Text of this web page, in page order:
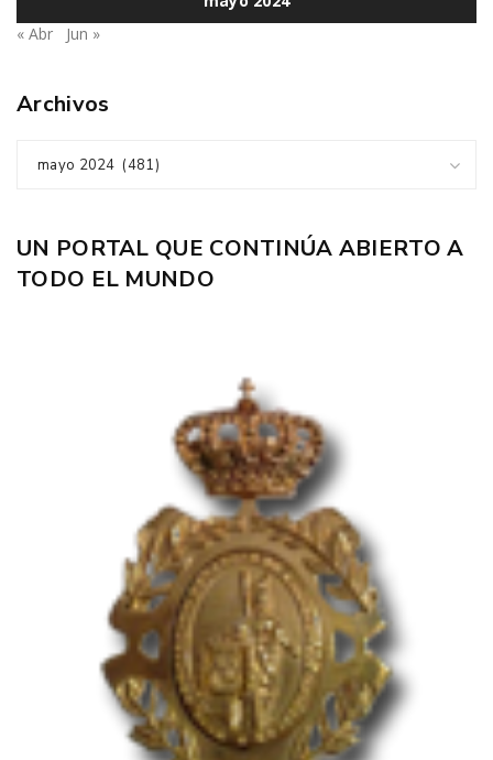
« Abr Jun »
Archivos
mayo 2024 (481)
UN PORTAL QUE CONTINÚA ABIERTO A
TODO EL MUNDO